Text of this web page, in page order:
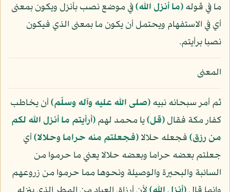
ما في قوله﴿ما أنزل الله﴾في موضع نصب بأنزل ويكون بمعنى
أي في الاستفهام ويحتمل أن يكون ما بمعنى الذي فيكون
نصبا برأيتم.
المعنى
ثم أمر سبحانه نبيه(صلى الله عليه وآله وسلّم)أن يخاطب
كفار مكة فقال﴿قل﴾يا محمد لهم﴿أرأيتم ما أنزل الله لكم
من رزق﴾فجعله حلالا﴿فجعلتم منه حراما وحلالا﴾أي
جعلتم بعضه حراما وبعضه حلالا يعني ما حرموا من
السائبة والبحيرة والوصيلة ونحوها مما حرموا من زروعهم